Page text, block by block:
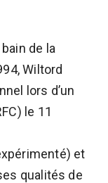
de la
Wiltord
lors d’un
le 11
et
qualités de